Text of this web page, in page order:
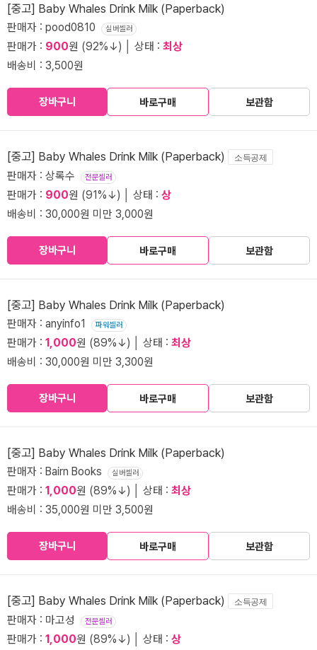
[중고] Baby Whales Drink Milk (Paperback)
판매자 : pood0810 실버셀러
판매가 : 900원 (92%↓) │ 상태 : 최상
배송비 : 3,500원
장바구니 바로구매 보관함
[중고] Baby Whales Drink Milk (Paperback) 소득공제
판매자 : 상록수 전문셀러
판매가 : 900원 (91%↓) │ 상태 : 상
배송비 : 30,000원 미만 3,000원
장바구니 바로구매 보관함
[중고] Baby Whales Drink Milk (Paperback)
판매자 : anyinfo1 파워셀러
판매가 : 1,000원 (89%↓) │ 상태 : 최상
배송비 : 30,000원 미만 3,300원
장바구니 바로구매 보관함
[중고] Baby Whales Drink Milk (Paperback)
판매자 : Bairn Books 실버셀러
판매가 : 1,000원 (89%↓) │ 상태 : 최상
배송비 : 35,000원 미만 3,500원
장바구니 바로구매 보관함
[중고] Baby Whales Drink Milk (Paperback) 소득공제
판매자 : 마고성 전문셀러
판매가 : 1,000원 (89%↓) │ 상태 : 상